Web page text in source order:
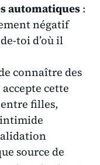
automatiques:
négatif
toi d’où il
connaître des
cette
filles,
source de